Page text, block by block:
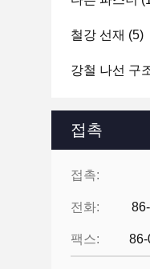
철강 선재 (5)
강철 나선 구
접촉
접촉:
전화:
팩스: